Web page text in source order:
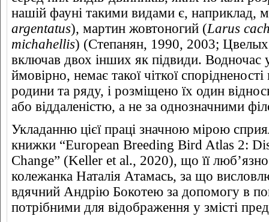
нашій фауні такими видами є, наприклад,
argentatus), мартин жовтоногий (Larus
michahellis) (Степанян, 1990, 2003;
включав двох інших як підвиди. Водночас у
ймовірно, немає такої чіткої
родини та ряду, і розміщено їх один
або віддаленістю, а не за однозначними
Укладанню цієї праці значною мірою
книжки “European Breeding Bird Atlas 2:
Change” (Keller et al., 2020), що її
колежанка Наталія Атамась, за що
вдячний Андрію Бокотею за допомогу в
потрібними для відображення у змісті